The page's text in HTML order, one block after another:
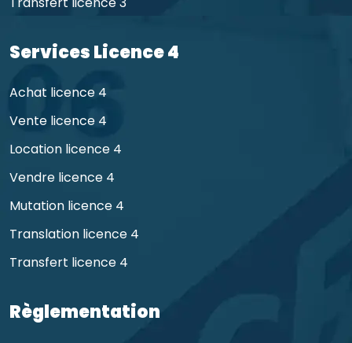
Services Licence 4
Achat licence 4
Vente licence 4
Location licence 4
Vendre licence 4
Mutation licence 4
Translation licence 4
Transfert licence 4
Règlementation